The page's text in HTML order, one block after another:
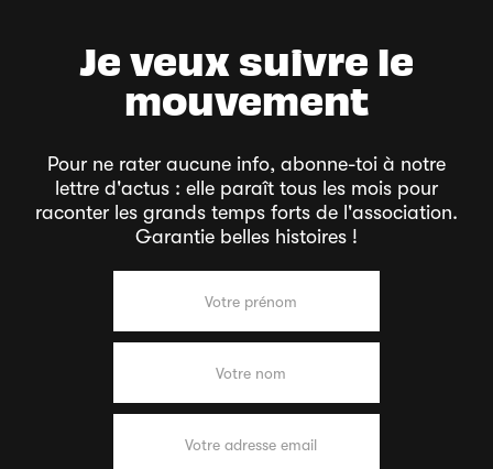
Je veux suivre le
mouvement
Pour ne rater aucune info, abonne-toi à notre
lettre d'actus : elle paraît tous les mois pour
raconter les grands temps forts de l'association.
Garantie belles histoires !